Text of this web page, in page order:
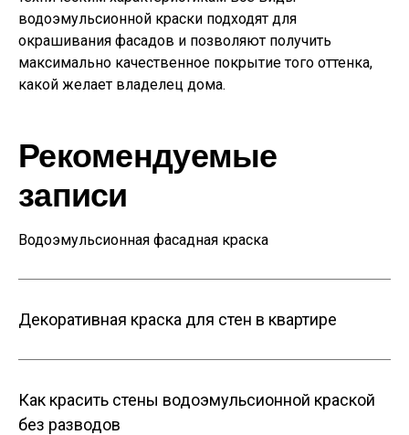
водоэмульсионной краски подходят для
окрашивания фасадов и позволяют получить
максимально качественное покрытие того оттенка,
какой желает владелец дома.
Рекомендуемые
записи
Водоэмульсионная фасадная краска
Декоративная краска для стен в квартире
Как красить стены водоэмульсионной краской
без разводов